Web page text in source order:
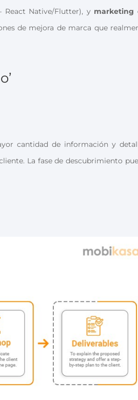
React Native/Flutter), y marketing
de mejora de marca que
cantidad de información y
La fase de descubrimiento